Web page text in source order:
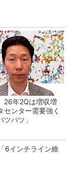
26年2Qは増収増
ンター需要強く
ツパツ」
6インチライン維